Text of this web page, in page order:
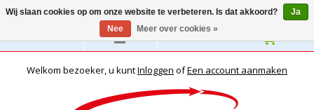
Nederlands
Welkom bezoeker, u kuntInloggen ofEen account aanmaken
Wij slaan cookies op om onze website te verbeteren. Is dat akkoord?
Ja
Nee
Meer over cookies »